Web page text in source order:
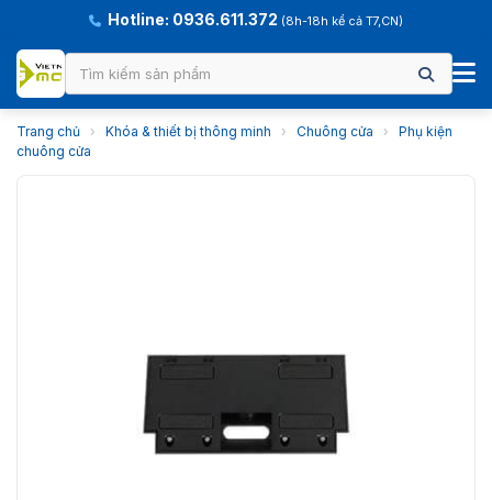
Hotline: 0936.611.372 (8h-18h kể cả T7,CN)
Trang chủ › Khóa & thiết bị thông minh › Chuông cửa ›
Phụ kiện
chuông cửa